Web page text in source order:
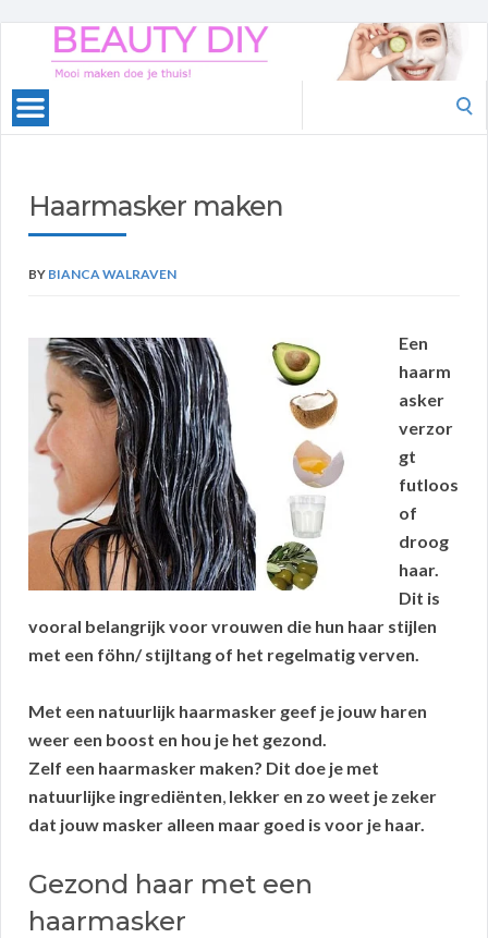
Haarmasker maken
BY BIANCA WALRAVEN
Een
haarm
asker
verzor
gt
futloos
of
droog
haar.
Dit is
vooral belangrijk voor vrouwen die hun haar stijlen
met een föhn/ stijltang of het regelmatig verven.
Met een natuurlijk haarmasker geef je jouw haren
weer een boost en hou je het gezond.
Zelf een haarmasker maken? Dit doe je met
natuurlijke ingrediënten lekker en zo weet je zeker
dat jouw masker alleen maar goed is voor je haar.
Gezond haar met een
haarmasker